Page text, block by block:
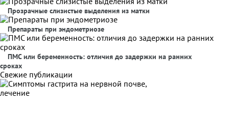
Прозрачные слизистые выделения из матки
Препараты при эндометриозе
ПМС или беременность: отличия до задержки на ранних
сроках
Свежие публикации